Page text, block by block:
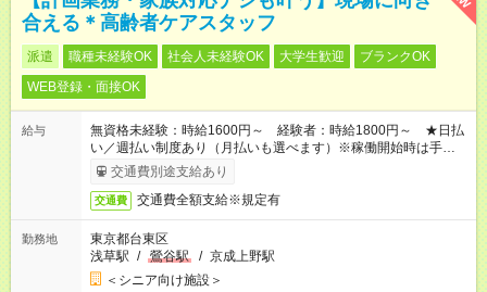
合える＊高齢者ケアスタッフ
派遣 職種未経験OK 社会人未経験OK 大学生歓迎
ブランクOK
WEB登録・面接OK
給与
無資格未経験：時給1600円～ 経験者：時給1800円～ ★日払
い／週払い制度あり（月払いも選べます）※稼働開始時は手続き
完了次第のお支払いとなります。
交通費別途支給あり
交通費 交通費全額支給※規定有
勤務地
東京都台東区
浅草駅 / 鶯谷駅 / 京成上野駅
＜シニア向け施設＞